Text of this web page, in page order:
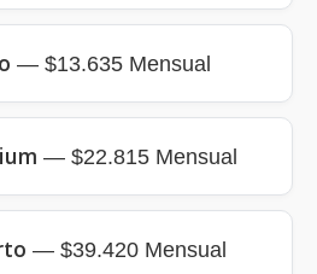
— $13.635 Mensual
— $22.815 Mensual
— $39.420 Mensual